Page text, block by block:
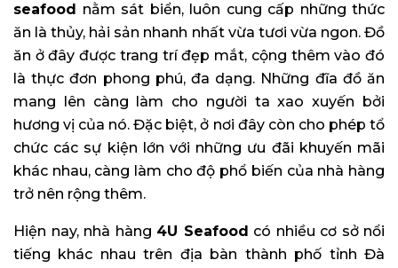
seafood nằm sát biển, luôn cung cấp những thức
ăn là thủy, hải sản nhanh nhất vừa tươi vừa ngon. Đồ
ăn ở đây được trang trí đẹp mắt, cộng thêm vào đó
là thực đơn phong phú, đa dạng. Những đĩa đồ ăn
mang lên càng làm cho người ta xao xuyến bởi
hương vị của nó. Đặc biệt, ở nơi đây còn cho phép tổ
chức các sự kiện lớn với những ưu đãi khuyến mãi
khác nhau, càng làm cho độ phổ biến của nhà hàng
trở nên rộng thêm.
Hiện nay, nhà hàng 4U Seafood có nhiều cơ sở nổi
tiếng khác nhau trên địa bàn thành phố tỉnh Đà